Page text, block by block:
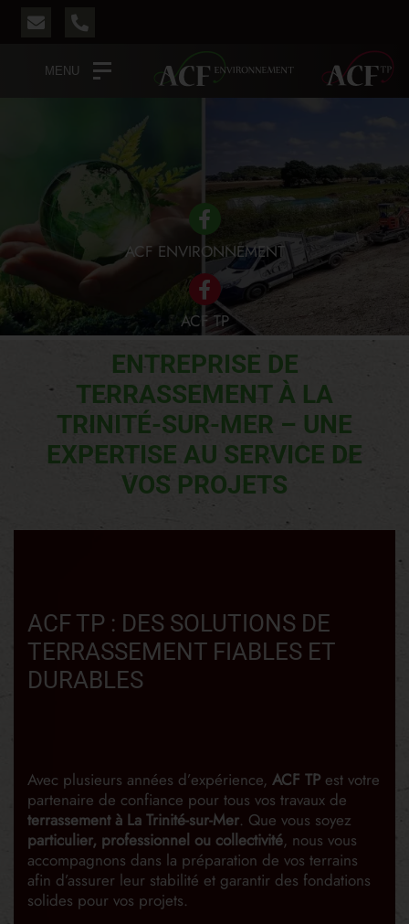
MENU
ACF TP
ACF ENVIRONNEMENT
ENTREPRISE DE
TERRASSEMENT À LA
TRINITÉ-SUR-MER – UNE
EXPERTISE AU SERVICE DE
VOS PROJETS
ACF TP : DES SOLUTIONS DE
TERRASSEMENT FIABLES ET
DURABLES
Avec plusieurs années d’expérience, ACF TP est votre
partenaire de confiance pour tous vos travaux de
terrassement à La Trinité-sur-Mer. Que vous soyez
particulier, professionnel ou collectivité, nous vous
accompagnons dans la préparation de vos terrains
afin d’assurer leur stabilité et garantir des fondations
solides pour vos projets.